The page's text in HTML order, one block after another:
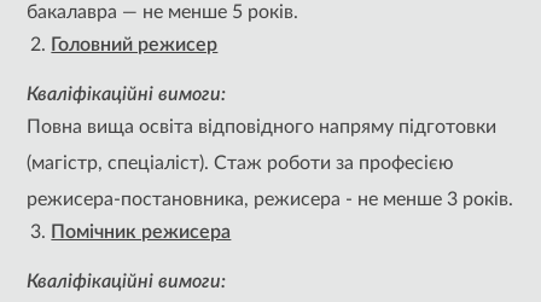
бакалавра — не менше 5 років.
Головний режисер
Кваліфікаційні вимоги:
Повна вища освіта відповідного напряму підготовки
(магістр, спеціаліст). Стаж роботи за професією
режисера-постановника, режисера - не менше 3 років.
Помічник режисера
Кваліфікаційні вимоги: